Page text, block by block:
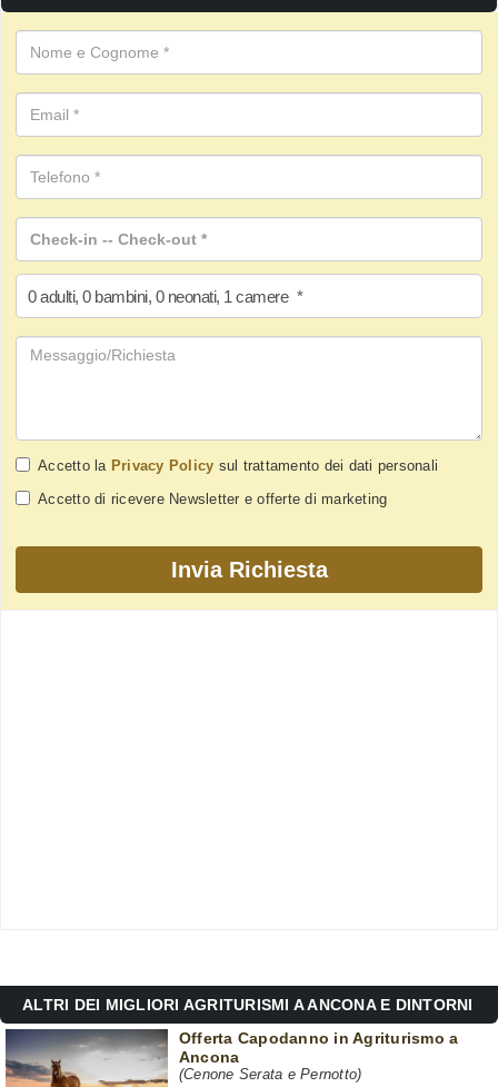
0 adulti, 0 bambini, 0 neonati, 1 camere *
Accetto la Privacy Policy sul trattamento dei dati personali
Accetto di ricevere Newsletter e offerte di marketing
ALTRI DEI MIGLIORI AGRITURISMI A ANCONA E DINTORNI
Offerta Capodanno in Agriturismo a
Ancona
(Cenone Serata e Pernotto)